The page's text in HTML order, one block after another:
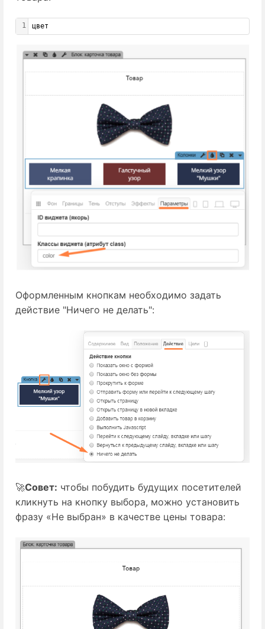
1 цвет
Оформленным кнопкам необходимо задать
действие "Ничего не делать":
🚀Совет: чтобы побудить будущих посетителей
кликнуть на кнопку выбора, можно установить
фразу «Не выбран» в качестве цены товара: